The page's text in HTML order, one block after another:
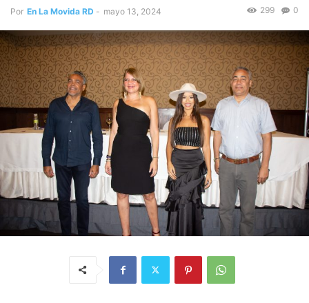
Por En La Movida RD - mayo 13, 2024 0
299